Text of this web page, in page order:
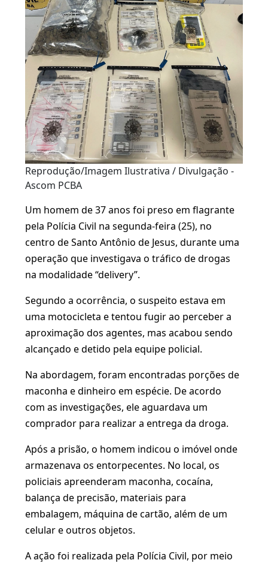
Reprodução/Imagem Ilustrativa / Divulgação -
Ascom PCBA
Um homem de 37 anos foi preso em flagrante
pela Polícia Civil na segunda-feira (25), no
centro de Santo Antônio de Jesus, durante uma
operação que investigava o tráfico de drogas
na modalidade “delivery”.
Segundo a ocorrência, o suspeito estava em
uma motocicleta e tentou fugir ao perceber a
aproximação dos agentes, mas acabou sendo
alcançado e detido pela equipe policial.
Na abordagem, foram encontradas porções de
maconha e dinheiro em espécie. De acordo
com as investigações, ele aguardava um
comprador para realizar a entrega da droga.
Após a prisão, o homem indicou o imóvel onde
armazenava os entorpecentes. No local, os
policiais apreenderam maconha, cocaína,
balança de precisão, materiais para
embalagem, máquina de cartão, além de um
celular e outros objetos.
A ação foi realizada pela Polícia Civil, por meio